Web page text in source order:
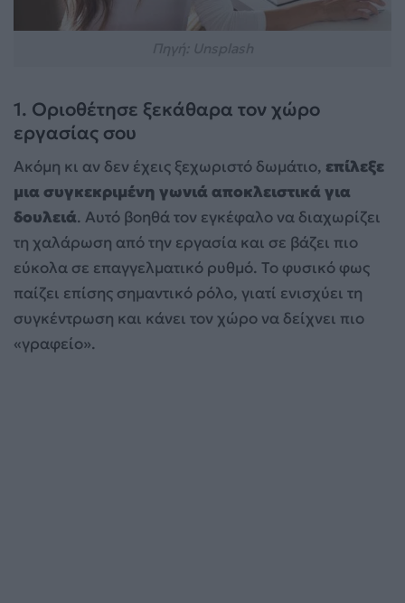
1. Οριοθέτησε ξεκάθαρα τον χώρο
εργασίας σου
Ακόμη κι αν δεν έχεις ξεχωριστό δωμάτιο, επίλεξε
μια συγκεκριμένη γωνιά αποκλειστικά για
δουλειά. Αυτό βοηθά τον εγκέφαλο να διαχωρίζει
τη χαλάρωση από την εργασία και σε βάζει πιο
εύκολα σε επαγγελματικό ρυθμό. Το φυσικό φως
παίζει επίσης σημαντικό ρόλο, γιατί ενισχύει τη
συγκέντρωση και κάνει τον χώρο να δείχνει πιο
«γραφείο».